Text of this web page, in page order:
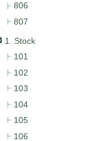
806
807
1. Stock
101
102
103
104
105
106